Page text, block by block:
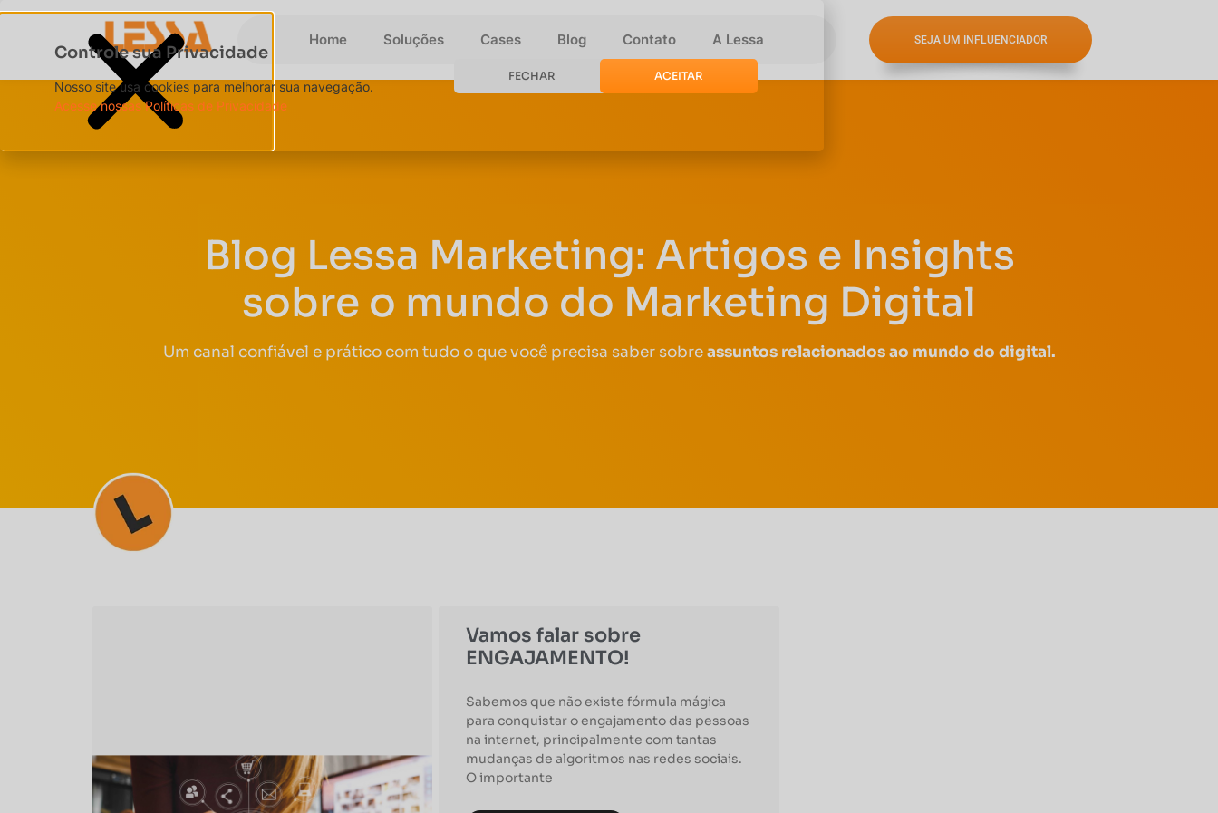
Home Soluções Cases Blog Contato A Lessa SEJA UM INFLUENCIADOR
Blog Lessa Marketing: Artigos e Insights
sobre o mundo do Marketing Digital
Um canal confiável e prático com tudo o que você precisa saber sobreassuntos relacionados ao mundo do digital.
SEM CATEGORIA
Vamos falar sobre
ENGAJAMENTO!
Sabemos que não existe fórmula mágica
para conquistar o engajamento das pessoas
na internet, principalmente com tantas
mudanças de algoritmos nas redes sociais.
O importante
Controle sua Privacidade
Nosso site usa cookies para melhorar sua navegação.
Acesse nossas Políticas de Privacidade
FECHAR ACEITAR